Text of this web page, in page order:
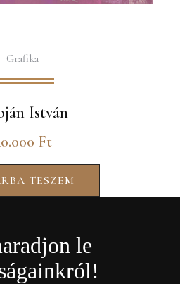
Grafika
István
Ft
TESZEM
le